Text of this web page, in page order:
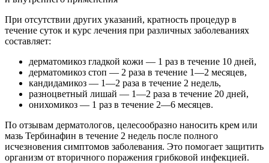
При отсутствии других указаний, кратность процедур в
течение суток и курс лечения при различных заболеваниях
составляет:
дерматомикоз гладкой кожи — 1 раз в течение 10 дней,
дерматомикоз стоп — 2 раза в течение 1—2 месяцев,
кандидамикоз — 1—2 раза в течение 2 недель,
разноцветный лишай — 1—2 раза в течение 20 дней,
онихомикоз — 1 раз в течение 2—6 месяцев.
По отзывам дерматологов, целесообразно наносить крем или
мазь Тербинафин в течение 2 недель после полного
исчезновения симптомов заболевания. Это помогает защитить
организм от вторичного поражения грибковой инфекцией.